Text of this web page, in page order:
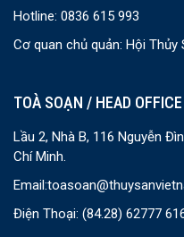
Hotline: 0836 615 993
Cơ quan chủ quản: Hội Thủy
TOÀ SOẠN / HEAD OFFICE
Lầu 2, Nhà B, 116 Nguyễn
Chí Minh.
Email:
Điện Thoại: (84.28) 62777